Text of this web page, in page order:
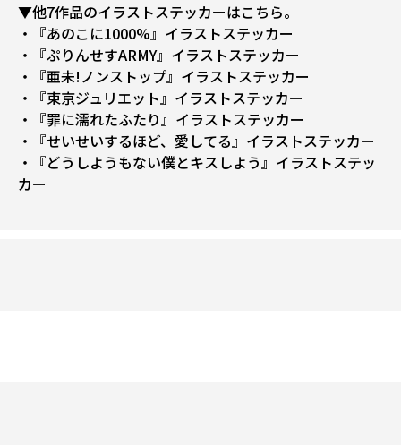
▼他7作品のイラストステッカーはこちら。
・『あのこに1000%』イラストステッカー
・『ぷりんせすARMY』イラストステッカー
・『亜未!ノンストップ』イラストステッカー
・『東京ジュリエット』イラストステッカー
・『罪に濡れたふたり』イラストステッカー
・『せいせいするほど、愛してる』イラストステッカー
・『どうしようもない僕とキスしよう』イラストステッ
カー